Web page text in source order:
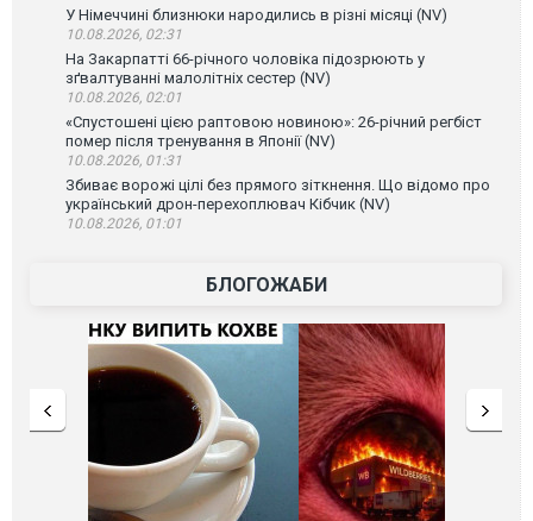
У Німеччині близнюки народились в різні місяці (NV)
10.08.2026, 02:31
На Закарпатті 66-річного чоловіка підозрюють у
зґвалтуванні малолітніх сестер (NV)
10.08.2026, 02:01
«Спустошені цією раптовою новиною»: 26-річний регбіст
помер після тренування в Японії (NV)
10.08.2026, 01:31
Збиває ворожі цілі без прямого зіткнення. Що відомо про
український дрон-перехоплювач Кібчик (NV)
10.08.2026, 01:01
БЛОГОЖАБИ